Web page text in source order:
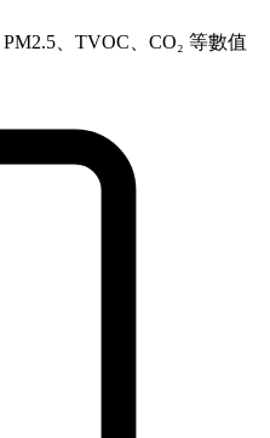
、TVOC、CO₂ 等數值